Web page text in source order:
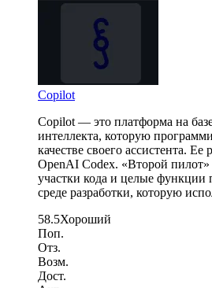
Copilot
Copilot — это платформа на
интеллекта, которую
качестве своего ассистента. Ее
OpenAI Codex. «Второй пилот»
участки кода и целые функции
среде разработки, которую
58.5Хороший
Поп.
Отз.
Возм.
Дост.